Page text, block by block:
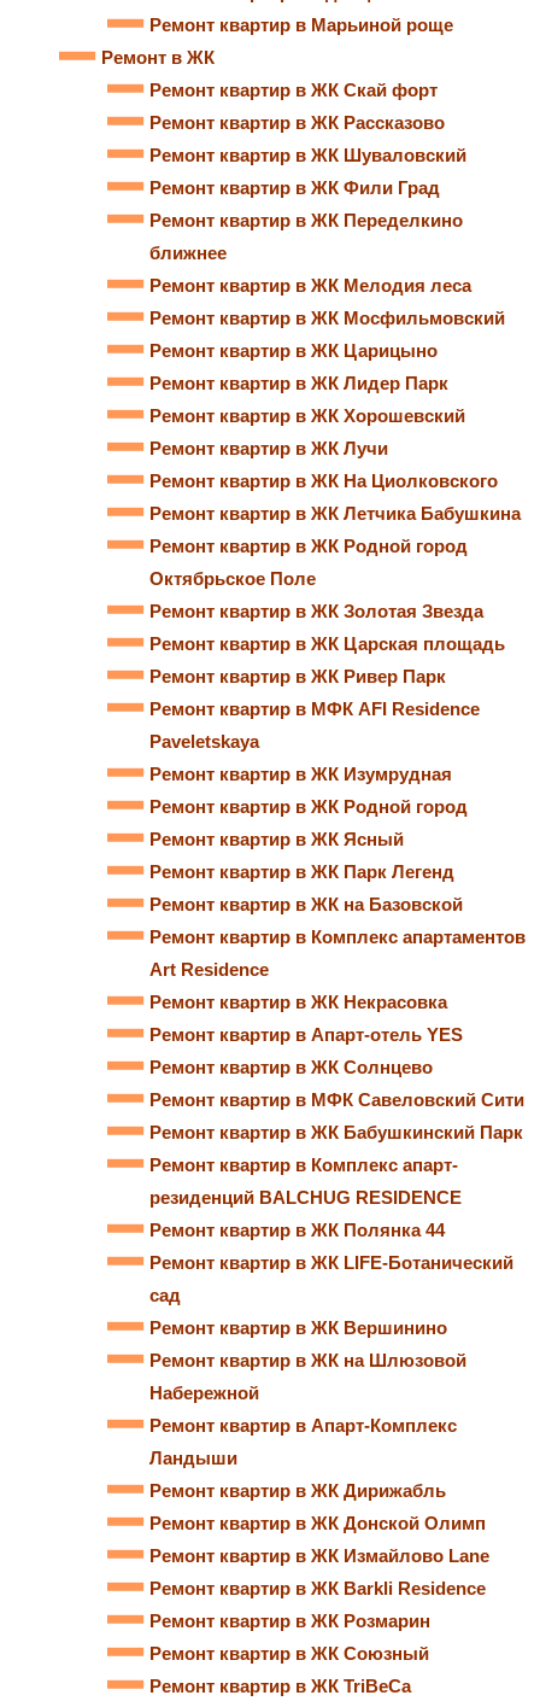
Ремонт квартир в Марьиной роще
Ремонт в ЖК
Ремонт квартир в ЖК Скай форт
Ремонт квартир в ЖК Рассказово
Ремонт квартир в ЖК Шуваловский
Ремонт квартир в ЖК Фили Град
Ремонт квартир в ЖК Переделкино
ближнее
Ремонт квартир в ЖК Мелодия леса
Ремонт квартир в ЖК Мосфильмовский
Ремонт квартир в ЖК Царицыно
Ремонт квартир в ЖК Лидер Парк
Ремонт квартир в ЖК Хорошевский
Ремонт квартир в ЖК Лучи
Ремонт квартир в ЖК На Циолковского
Ремонт квартир в ЖК Летчика Бабушкина
Ремонт квартир в ЖК Родной город
Октябрьское Поле
Ремонт квартир в ЖК Золотая Звезда
Ремонт квартир в ЖК Царская площадь
Ремонт квартир в ЖК Ривер Парк
Ремонт квартир в МФК AFI Residence
Paveletskaya
Ремонт квартир в ЖК Изумрудная
Ремонт квартир в ЖК Родной город
Ремонт квартир в ЖК Ясный
Ремонт квартир в ЖК Парк Легенд
Ремонт квартир в ЖК на Базовской
Ремонт квартир в Комплекс апартаментов
Art Residence
Ремонт квартир в ЖК Некрасовка
Ремонт квартир в Апарт-отель YES
Ремонт квартир в ЖК Солнцево
Ремонт квартир в МФК Савеловский Сити
Ремонт квартир в ЖК Бабушкинский Парк
Ремонт квартир в Комплекс апарт-
резиденций BALCHUG RESIDENCE
Ремонт квартир в ЖК Полянка 44
Ремонт квартир в ЖК LIFE-Ботанический
сад
Ремонт квартир в ЖК Вершинино
Ремонт квартир в ЖК на Шлюзовой
Набережной
Ремонт квартир в Апарт-Комплекс
Ландыши
Ремонт квартир в ЖК Дирижабль
Ремонт квартир в ЖК Донской Олимп
Ремонт квартир в ЖК Измайлово Lane
Ремонт квартир в ЖК Barkli Residence
Ремонт квартир в ЖК Розмарин
Ремонт квартир в ЖК Союзный
Ремонт квартир в ЖК TriBeCa